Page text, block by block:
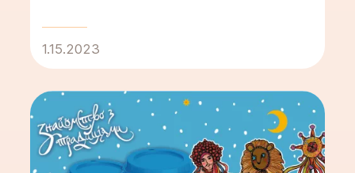
1.15.2023